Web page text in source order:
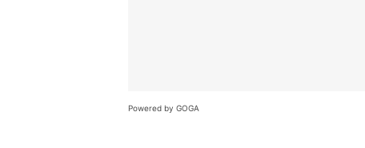
Powered by GOGA